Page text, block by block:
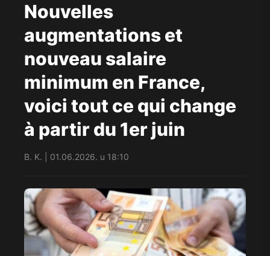
Nouvelles
augmentations et
nouveau salaire
minimum en France,
voici tout ce qui change
à partir du 1er juin
B. K. | 01.06.2026. u 18:10